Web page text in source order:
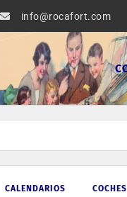
info@rocafort.com
CALENDARIOS COCHES